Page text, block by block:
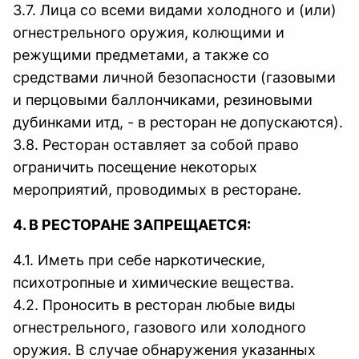
3.7. Лица со всеми видами холодного и (или)
огнестрельного оружия, колющими и
режущими предметами, а также со
средствами личной безопасности (газовыми
и перцовыми баллончиками, резиновыми
дубинками итд, - в ресторан не допускаются).
3.8. Ресторан оставляет за собой право
ограничить посещение некоторых
мероприятий, проводимых в ресторане.
4. В РЕСТОРАНЕ ЗАПРЕЩАЕТСЯ:
4.1. Иметь при себе наркотические,
психотропные и химические вещества.
4.2. Проносить в ресторан любые виды
огнестрельного, газового или холодного
оружия. В случае обнаружения указанных